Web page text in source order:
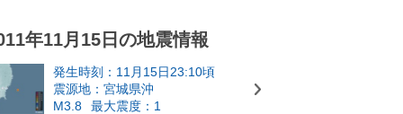
年11月15日の地震情報
発生時刻：11月15日23:10頃
震源地：宮城県沖
M3.8
最大震度：1